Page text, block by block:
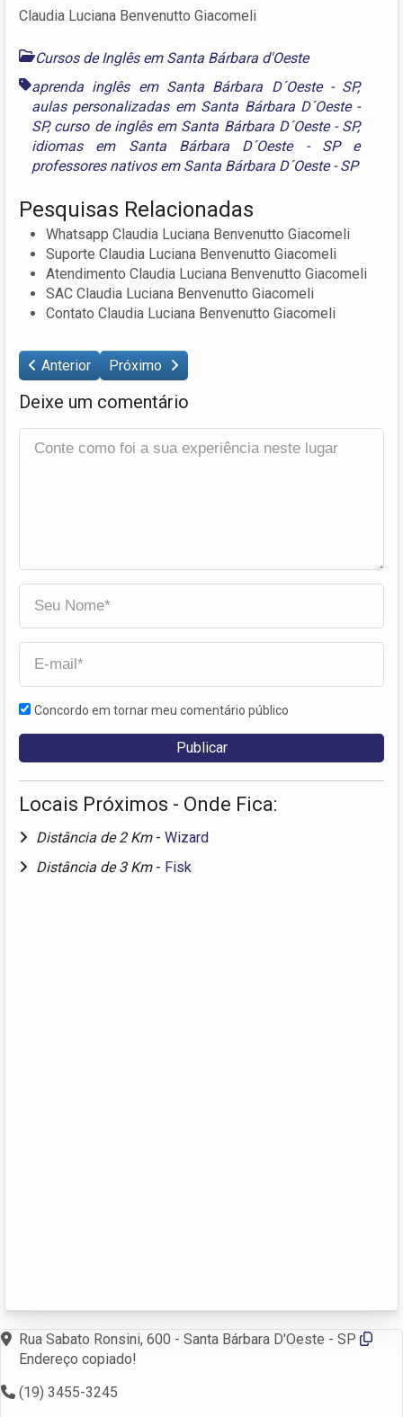
Claudia Luciana Benvenutto Giacomeli
Cursos de Inglês em Santa Bárbara d'Oeste
aprenda inglês em Santa Bárbara D´Oeste - SP,
aulas personalizadas em Santa Bárbara D´Oeste -
SP, curso de inglês em Santa Bárbara D´Oeste - SP,
idiomas em Santa Bárbara D´Oeste - SPe
professores nativos em Santa Bárbara D´Oeste - SP
Pesquisas Relacionadas
Whatsapp Claudia Luciana Benvenutto Giacomeli
Suporte Claudia Luciana Benvenutto Giacomeli
Atendimento Claudia Luciana Benvenutto Giacomeli
SAC Claudia Luciana Benvenutto Giacomeli
Contato Claudia Luciana Benvenutto Giacomeli
Anterior Próximo
Deixe um comentário
Concordo em tornar meu comentário público
Locais Próximos - Onde Fica:
Distância de 2 Km - Wizard
Distância de 3 Km - Fisk
Rua Sabato Ronsini, 600 - Santa Bárbara D'Oeste - SP
Endereço copiado!
(19) 3455-3245